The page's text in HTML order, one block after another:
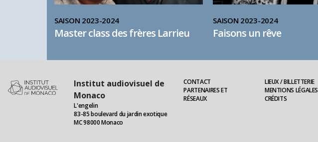
SAISON 2023-2024
Master class des frères Larrieu
SAISON 2023-2024
Faisons un rêve
Institut audiovisuel de
Monaco
L'engelin
83-85 boulevard du jardin exotique
MC 98000 Monaco
CONTACT
PARTENAIRES ET
RÉSEAUX
LIEUX / BILLETTERIE
MENTIONS LÉGALES
CRÉDITS